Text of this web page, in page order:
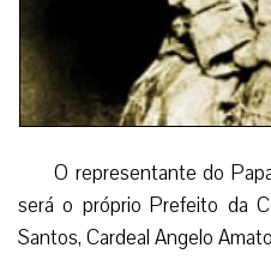
O representante do
será o próprio Prefeito da
Santos, Cardeal Angelo